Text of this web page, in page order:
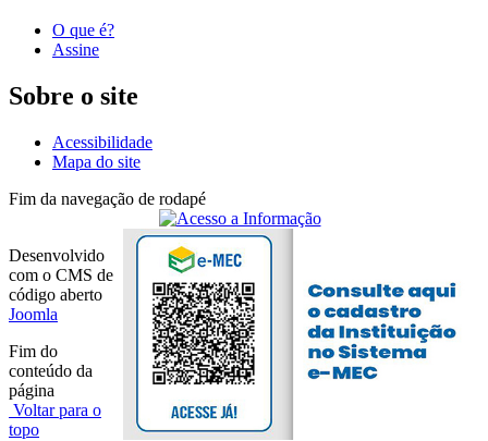
O que é?
Assine
Sobre o site
Acessibilidade
Mapa do site
Fim da navegação de rodapé
Desenvolvido
com o CMS de
código aberto
Joomla
Fim do
conteúdo da
página
Voltar para o
topo